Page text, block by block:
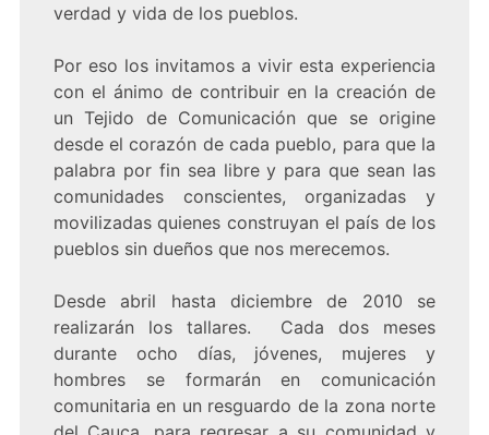
verdad y vida de los pueblos.
Por eso los invitamos a vivir esta experiencia
con el ánimo de contribuir en la creación de
un Tejido de Comunicación que se origine
desde el corazón de cada pueblo, para que la
palabra por fin sea libre y para que sean las
comunidades conscientes, organizadas y
movilizadas quienes construyan el país de los
pueblos sin dueños que nos merecemos.
Desde abril hasta diciembre de 2010 se
realizarán los tallares. Cada dos meses
durante ocho días, jóvenes, mujeres y
hombres se formarán en comunicación
comunitaria en un resguardo de la zona norte